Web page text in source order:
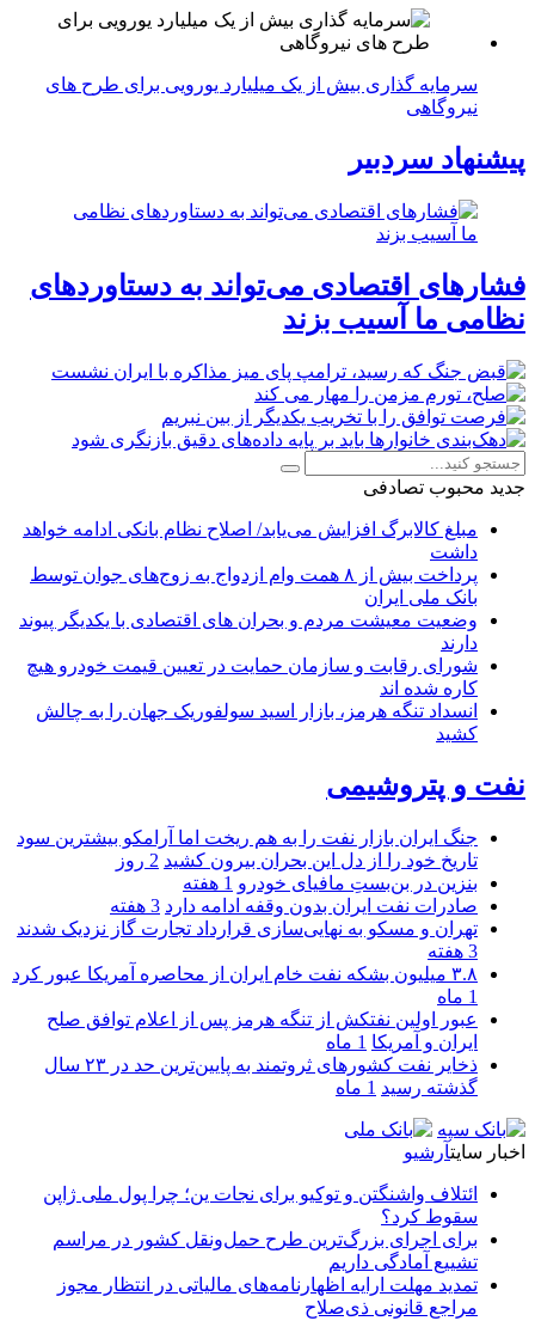
سرمایه گذاری بیش از یک میلیارد یورویی برای طرح های
نیروگاهی
پیشنهاد سردبیر
فشارهای اقتصادی می‌تواند به دستاوردهای
نظامی ما آسیب بزند
جدید محبوب تصادفی
مبلغ کالابرگ افزایش می‌یابد/ اصلاح نظام بانکی ادامه خواهد
داشت
پرداخت بیش از ۸ همت وام ازدواج به زوج‌های جوان توسط
بانک ملی ایران
وضعیت معیشت مردم و بحران های اقتصادی با یکدیگر پیوند
دارند
شورای رقابت و سازمان حمایت در تعیین قیمت خودرو هیچ
کاره شده اند
انسداد تنگه هرمز، بازار اسید سولفوریک جهان را به چالش
کشید
نفت و پتروشیمی
جنگ ایران بازار نفت را به هم ریخت اما آرامکو بیشترین سود
تاریخ خود را از دل این بحران بیرون کشید 2 روز
بنزین در بن‌بستِ مافیای خودرو 1 هفته
صادرات نفت ایران بدون وقفه ادامه دارد 3 هفته
تهران و مسکو به نهایی‌سازی قرارداد تجارت گاز نزدیک شدند
3 هفته
۳.۸ میلیون بشکه نفت خام ایران از محاصره آمریکا عبور کرد
1 ماه
عبور اولین نفتکش از تنگه هرمز پس از اعلام توافق صلح
ایران و آمریکا 1 ماه
ذخایر نفت کشورهای ثروتمند به پایین‌ترین حد در ۲۳ سال
گذشته رسید 1 ماه
اخبار سایتآرشیو
ائتلاف واشنگتن و توکیو برای نجات ین؛ چرا پول ملی ژاپن
سقوط کرد؟
برای اجرای بزرگ‌ترین طرح حمل‌ونقل کشور در مراسم
تشییع آمادگی داریم
تمدید مهلت ارایه اظهارنامه‌های مالیاتی در انتظار مجوز
مراجع قانونی ذی‌‏صلاح